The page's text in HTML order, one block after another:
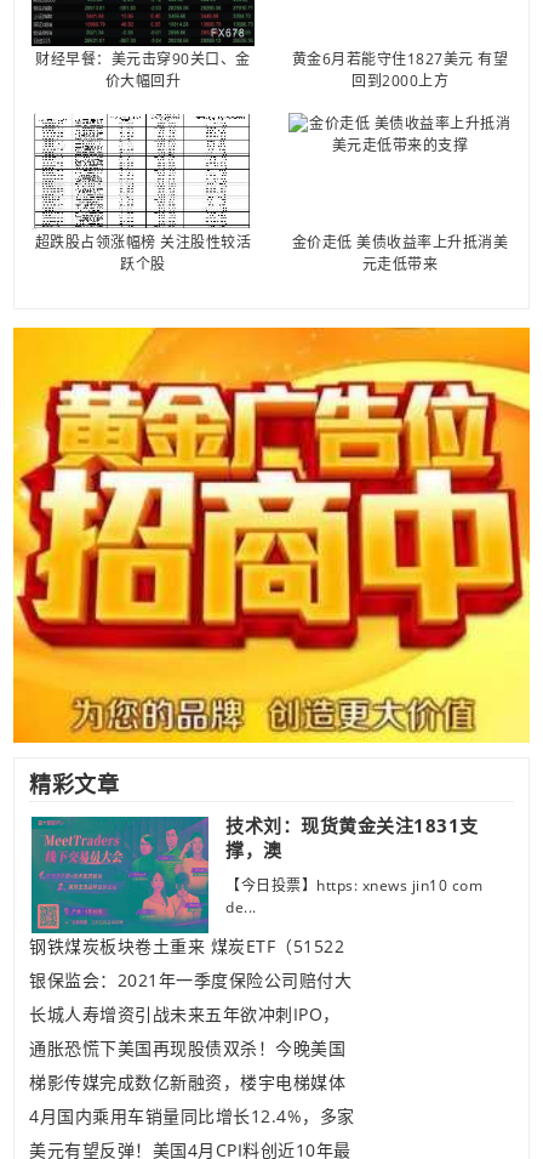
财经早餐：美元击穿90关口、金
价大幅回升
黄金6月若能守住1827美元 有望
回到2000上方
超跌股占领涨幅榜 关注股性较活
跃个股
金价走低 美债收益率上升抵消美
元走低带来
精彩文章
技术刘：现货黄金关注1831支
撑，澳
【今日投票】https: xnews jin10 com
de...
钢铁煤炭板块卷土重来 煤炭ETF（51522
银保监会：2021年一季度保险公司赔付大
长城人寿增资引战未来五年欲冲刺IPO，
通胀恐慌下美国再现股债双杀！今晚美国
梯影传媒完成数亿新融资，楼宇电梯媒体
4月国内乘用车销量同比增长12.4%，多家
美元有望反弹！美国4月CPI料创近10年最